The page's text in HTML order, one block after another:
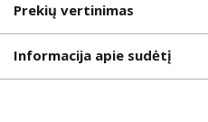
Prekių vertinimas
Informacija apie sudėtį